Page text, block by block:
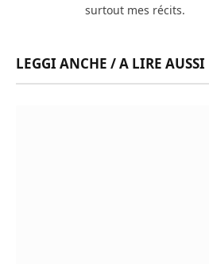
surtout mes récits.
LEGGI ANCHE / A LIRE AUSSI